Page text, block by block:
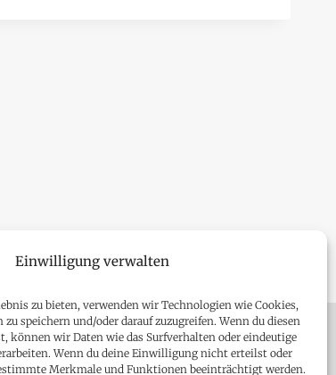
Einwilligung verwalten
zu bieten, verwenden wir Technologien wie Cookies,
speichern und/oder darauf zuzugreifen. Wenn du diesen
können wir Daten wie das Surfverhalten oder eindeutige
Wenn du deine Einwilligung nicht erteilst oder
Merkmale und Funktionen beeinträchtigt werden.